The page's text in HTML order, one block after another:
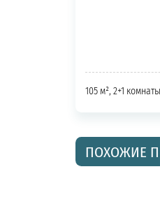
105 м², 2+1
ПОХОЖИЕ